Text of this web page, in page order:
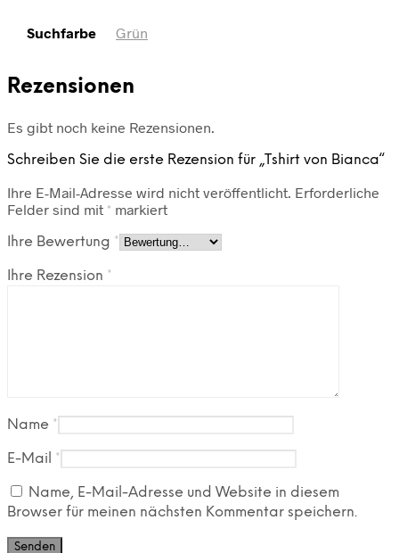
Suchfarbe Grün
Rezensionen
Es gibt noch keine Rezensionen.
Schreiben Sie die erste Rezension für „Tshirt von Bianca“
Ihre E-Mail-Adresse wird nicht veröffentlicht. Erforderliche
Felder sind mit * markiert
Ihre Bewertung *
Ihre Rezension *
Name *
E-Mail *
Name, E-Mail-Adresse und Website in diesem
Browser für meinen nächsten Kommentar speichern.